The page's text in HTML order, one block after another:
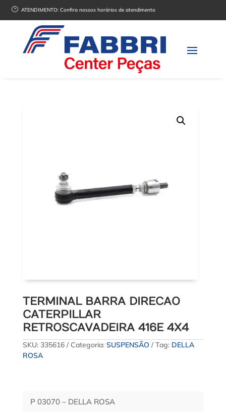
} ATENDIMENTO:Confira nossos horários de atendimento
TERMINAL BARRA DIRECAO
CATERPILLAR
RETROSCAVADEIRA 416E 4X4
SKU: 335616 Categoria: SUSPENSÃO Tag: DELLA
ROSA
P 03070 – DELLA ROSA